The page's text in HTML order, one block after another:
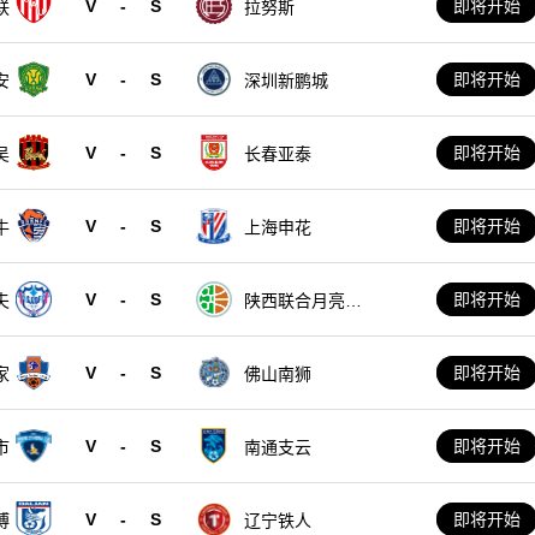
V - S 拉努斯 即将开始
V - S 深圳新鹏城 即将开始
V - S 长春亚泰 即将开始
V - S 上海申花 即将开始
V - S
陕西联合月亮泊
即将开始
V - S 佛山南狮 即将开始
V - S 南通支云 即将开始
V - S 辽宁铁人 即将开始